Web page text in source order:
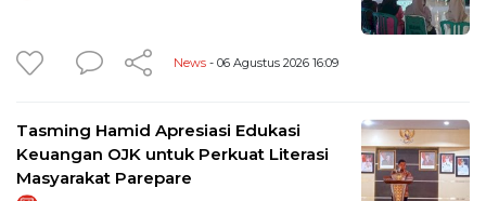
News - 06 Agustus 2026 16:09
Tasming Hamid Apresiasi Edukasi
Keuangan OJK untuk Perkuat Literasi
Masyarakat Parepare